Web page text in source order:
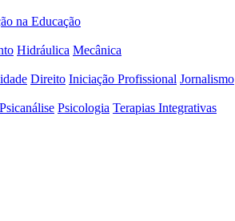
na Educação
Hidráulica Mecânica
Direito Iniciação Profissional Jornalismo
Psicanálise Psicologia Terapias Integrativas